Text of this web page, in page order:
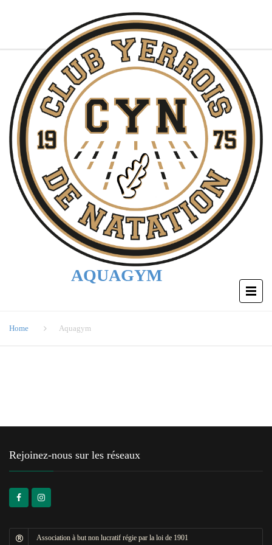
AQUAGYM
Home Aquagym
Rejoinez-nous sur les réseaux
Association à but non lucratif régie par la loi de 1901